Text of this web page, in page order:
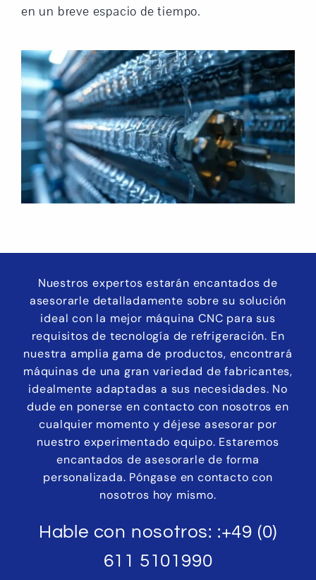
en un breve espacio de tiempo.
Nuestros expertos estarán encantados de
asesorarle detalladamente sobre su solución
ideal con la mejor máquina CNC para sus
requisitos de tecnología de refrigeración. En
nuestra amplia gama de productos, encontrará
máquinas de una gran variedad de fabricantes,
idealmente adaptadas a sus necesidades. No
dude en ponerse en contacto con nosotros en
cualquier momento y déjese asesorar por
nuestro experimentado equipo. Estaremos
encantados de asesorarle de forma
personalizada. Póngase en contacto con
nosotros hoy mismo.
Hable con nosotros: :+49 (0)
611 5101990